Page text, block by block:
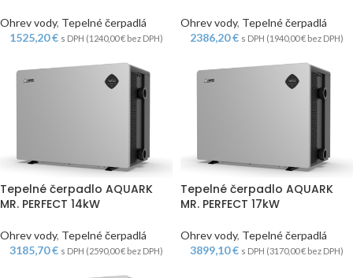
Ohrev vody, Tepelné čerpadlá
1525,20€ s DPH (1240,00€ bez DPH)
Ohrev vody, Tepelné čerpadlá
2386,20€ s DPH (1940,00€ bez DPH)
Tepelné čerpadlo AQUARK
MR. PERFECT 14kW
Ohrev vody, Tepelné čerpadlá
3185,70€ s DPH (2590,00€ bez DPH)
Tepelné čerpadlo AQUARK
MR. PERFECT 17kW
Ohrev vody, Tepelné čerpadlá
3899,10€ s DPH (3170,00€ bez DPH)